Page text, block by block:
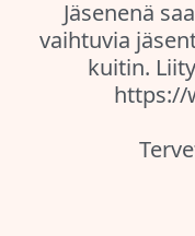
Jäsenenä
vaihtuvia
kuitin.
https://